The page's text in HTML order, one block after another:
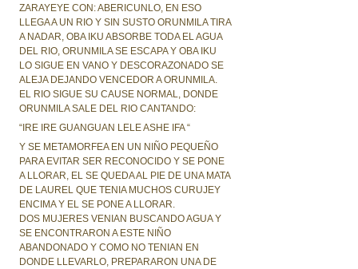
ZARAYEYE CON: ABERICUNLO, EN ESO
LLEGA A UN RIO Y SIN SUSTO ORUNMILA TIRA
A NADAR, OBA IKU ABSORBE TODA EL AGUA
DEL RIO, ORUNMILA SE ESCAPA Y OBA IKU
LO SIGUE EN VANO Y DESCORAZONADO SE
ALEJA DEJANDO VENCEDOR A ORUNMILA.
EL RIO SIGUE SU CAUSE NORMAL, DONDE
ORUNMILA SALE DEL RIO CANTANDO:
“IRE IRE GUANGUAN LELE ASHE IFA “
Y SE METAMORFEA EN UN NIÑO PEQUEÑO
PARA EVITAR SER RECONOCIDO Y SE PONE
A LLORAR, EL SE QUEDA AL PIE DE UNA MATA
DE LAUREL QUE TENIA MUCHOS CURUJEY
ENCIMA Y EL SE PONE A LLORAR.
DOS MUJERES VENIAN BUSCANDO AGUA Y
SE ENCONTRARON A ESTE NIÑO
ABANDONADO Y COMO NO TENIAN EN
DONDE LLEVARLO, PREPARARON UNA DE